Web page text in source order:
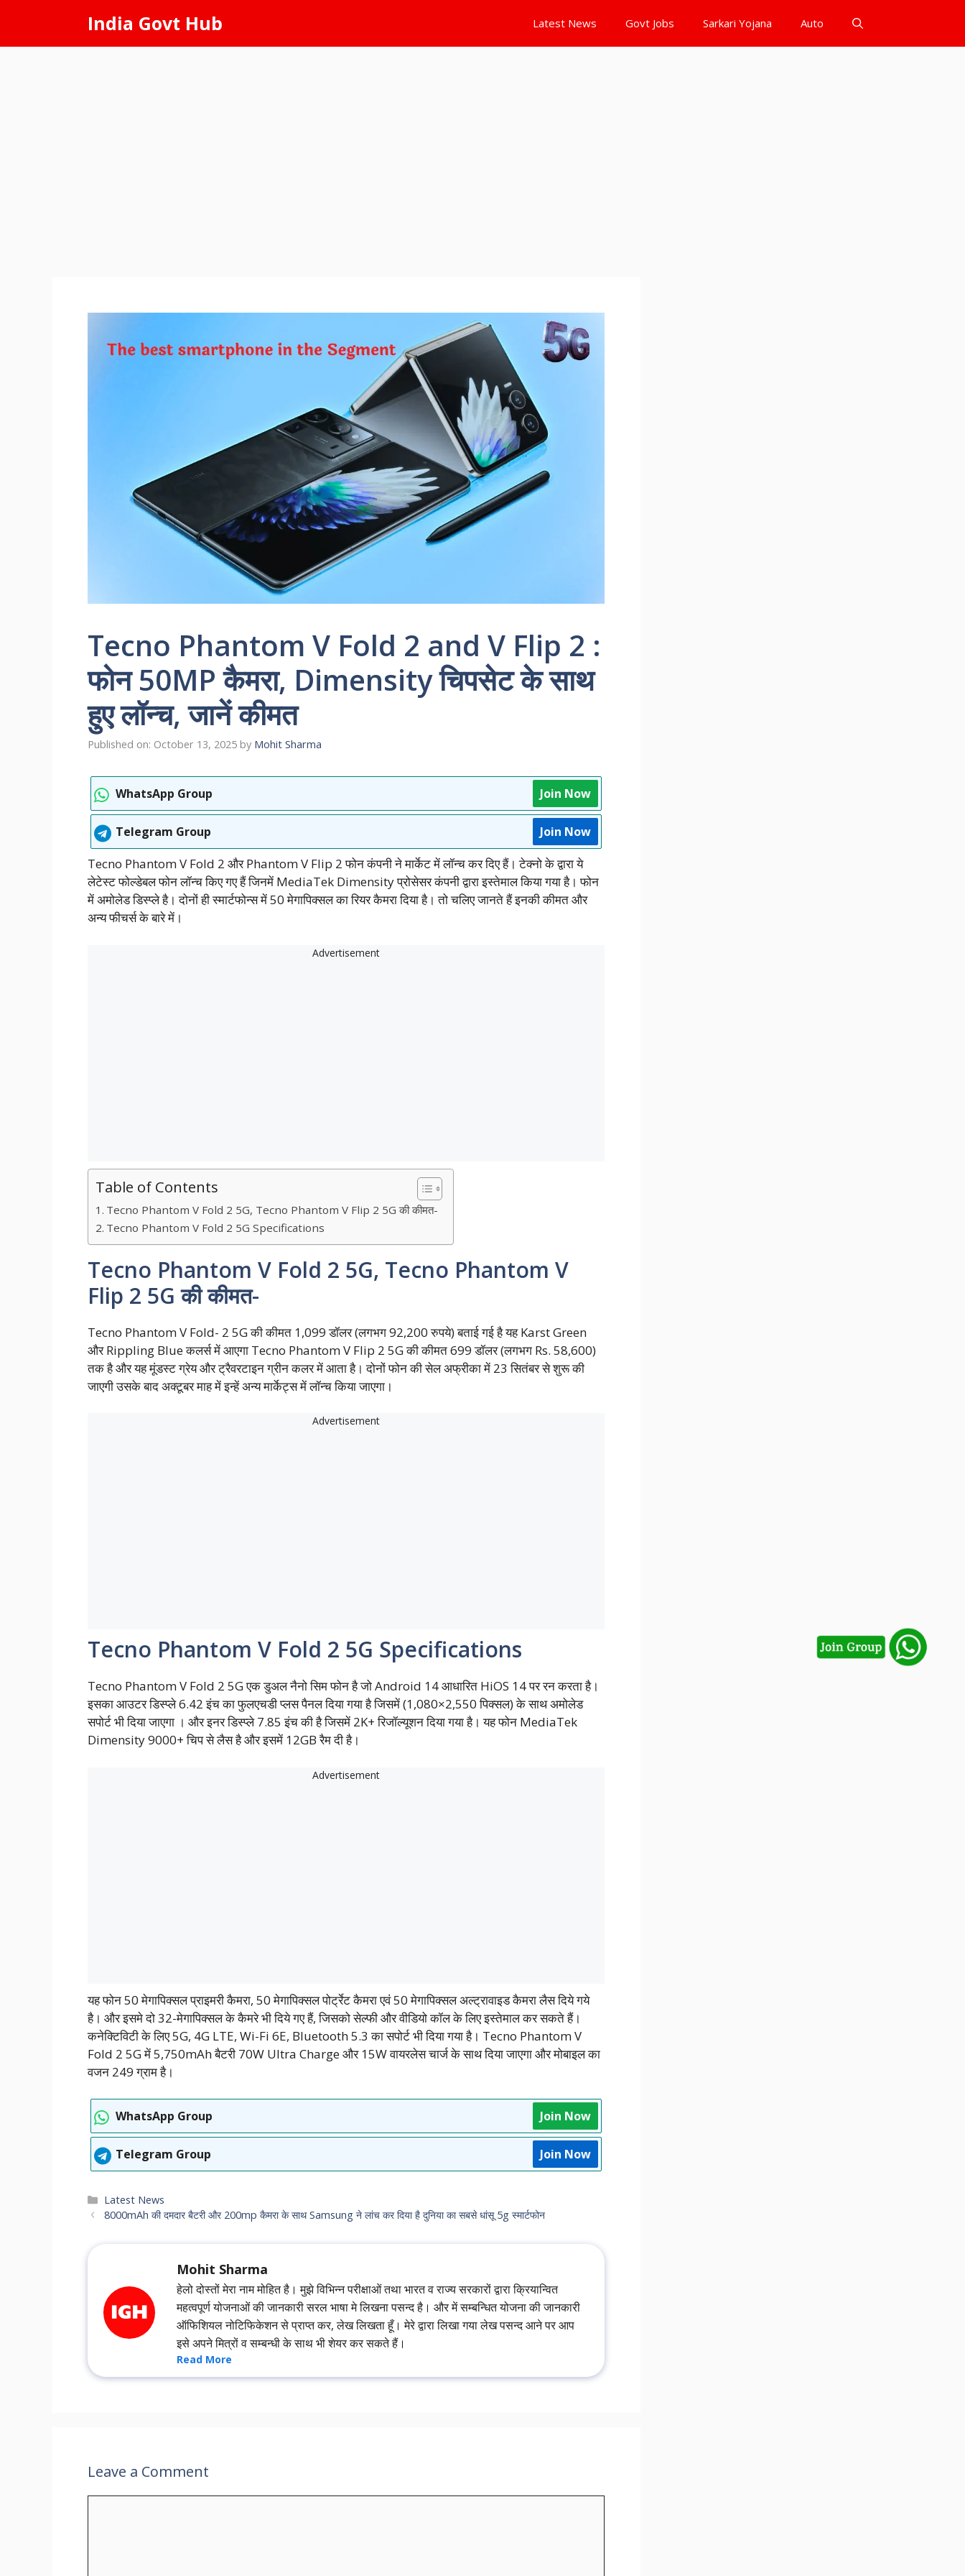
content
India Govt Hub Latest News Govt Jobs Sarkari Yojana Auto
Tecno Phantom V Fold 2 and V Flip 2 :
फोन 50MP कैमरा, Dimensity चिपसेट के साथ
हुए लॉन्च, जानें कीमत
Published on: October 13, 2025 by Mohit Sharma
WhatsApp Group Join Now
Telegram Group Join Now
Tecno Phantom V Fold 2 और Phantom V Flip 2 फोन कंपनी ने मार्केट में लॉन्च कर दिए हैं। टेक्नो के द्वारा ये
लेटेस्ट फोल्डेबल फोन लॉन्च किए गए हैं जिनमें MediaTek Dimensity प्रोसेसर कंपनी द्वारा इस्तेमाल किया गया है। फोन
में अमोलेड डिस्प्ले है। दोनों ही स्मार्टफोन्स में 50 मेगापिक्सल का रियर कैमरा दिया है। तो चलिए जानते हैं इनकी कीमत और
अन्य फीचर्स के बारे में।
Table of Contents
Tecno Phantom V Fold 2 5G, Tecno Phantom V Flip 2 5G की कीमत-
Tecno Phantom V Fold 2 5G Specifications
Tecno Phantom V Fold 2 5G, Tecno Phantom V
Flip 2 5G की कीमत-
Tecno Phantom V Fold- 2 5G की कीमत 1,099 डॉलर (लगभग 92,200 रुपये) बताई गई है यह Karst Green
और Rippling Blue कलर्स में आएगा Tecno Phantom V Flip 2 5G की कीमत 699 डॉलर (लगभग Rs. 58,600)
तक है और यह मूंडस्ट ग्रेय और ट्रैवरटाइन ग्रीन कलर में आता है। दोनों फोन की सेल अफ्रीका में 23 सितंबर से शुरू की
जाएगी उसके बाद अक्टूबर माह में इन्हें अन्य मार्केट्स में लॉन्च किया जाएगा।
Tecno Phantom V Fold 2 5G Specifications
Tecno Phantom V Fold 2 5G एक डुअल नैनो सिम फोन है जो Android 14 आधारित HiOS 14 पर रन करता है।
इसका आउटर डिस्प्ले 6.42 इंच का फुलएचडी प्लस पैनल दिया गया है जिसमें (1,080×2,550 पिक्सल) के साथ अमोलेड
सपोर्ट भी दिया जाएगा । और इनर डिस्प्ले 7.85 इंच की है जिसमें 2K+ रिजॉल्यूशन दिया गया है। यह फोन MediaTek
Dimensity 9000+ चिप से लैस है और इसमें 12GB रैम दी है।
यह फोन 50 मेगापिक्सल प्राइमरी कैमरा, 50 मेगापिक्सल पोर्ट्रेट कैमरा एवं 50 मेगापिक्सल अल्ट्रावाइड कैमरा लैस दिये गये
है। और इसमे दो 32-मेगापिक्सल के कैमरे भी दिये गए हैं, जिसको सेल्फी और वीडियो कॉल के लिए इस्तेमाल कर सकते हैं।
कनेक्टिविटी के लिए 5G, 4G LTE, Wi-Fi 6E, Bluetooth 5.3 का सपोर्ट भी दिया गया है। Tecno Phantom V
Fold 2 5G में 5,750mAh बैटरी 70W Ultra Charge और 15W वायरलेस चार्ज के साथ दिया जाएगा और मोबाइल का
वजन 249 ग्राम है।
WhatsApp Group Join Now
Telegram Group Join Now
Categories
Latest News
8000mAh की दमदार बैटरी और 200mp कैमरा के साथ Samsung ने लांच कर दिया है दुनिया का सबसे धांसू 5g स्मार्टफोन
Mohit Sharma
हेलो दोस्तों मेरा नाम मोहित है। मुझे विभिन्न परीक्षाओं तथा भारत व राज्य सरकारों द्वारा क्रियान्वित
महत्वपूर्ण योजनाओं की जानकारी सरल भाषा मे लिखना पसन्द है। और में सम्बन्धित योजना की जानकारी
ऑफिशियल नोटिफिकेशन से प्राप्त कर, लेख लिखता हूँ। मेरे द्वारा लिखा गया लेख पसन्द आने पर आप
इसे अपने मित्रों व सम्बन्धी के साथ भी शेयर कर सकते हैं।
Read More
Leave a Comment